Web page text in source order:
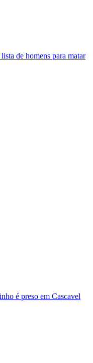
de homens para matar
é preso em Cascavel